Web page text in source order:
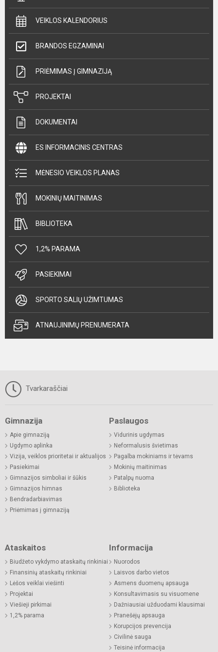
VEIKLOS KALENDORIUS
BRANDOS EGZAMINAI
PRIĖMIMAS Į GIMNAZIJĄ
PROJEKTAI
DOKUMENTAI
ES INFORMACINIS CENTRAS
MĖNESIO VEIKLOS PLANAS
MOKINIŲ MAITINIMAS
BIBLIOTEKA
1,2% PARAMA
PASIEKIMAI
SPORTO SALIŲ UŽIMTUMAS
ATNAUJINIMŲ PRENUMERATA
Tvarkaraščiai
Gimnazija
Apie gimnaziją
Ugdymo aplinka
Vizija, veiklos prioritetai ir aktualijos
Pasiekimai
Gimnazijos simboliai ir šūkis
Gimnazijos himnas
Bendradarbiavimas
Priėmimas į gimnaziją
Paslaugos
Vidurinis ugdymas
Neformalusis švietimas
Pagalba mokiniams ir tėvams
Mokinių maitinimas
Patalpų nuoma
Biblioteka
Ataskaitos
Biudžeto vykdymo ataskaitų rinkiniai
Finansinių ataskaitų rinkiniai
Lėšos veiklai viešinti
Projektai
Viešieji pirkimai
1,2% parama
Informacija
Nuorodos
Laisvos darbo vietos
Asmens duomenų apsauga
Konsultavimasis su visuomene
Dažniausiai užduodami klausimai
Pranešėjų apsauga
Korupcijos prevencija
Civilinė sauga
Teisinė informacija